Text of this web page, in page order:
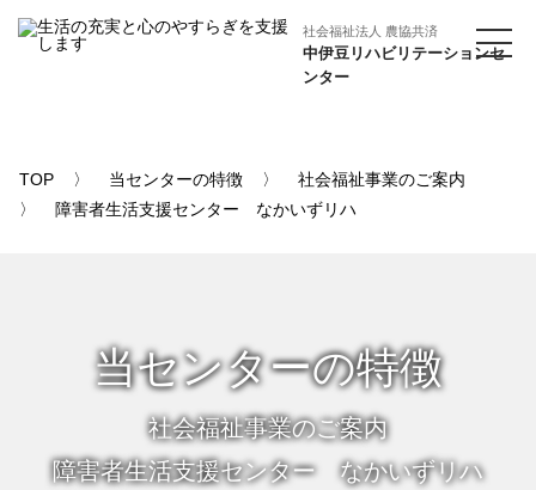
社会福祉法人 農協共済
中伊豆リハビリテーションセ
ンター
TOP 当センターの特徴
社会福祉事業のご案内
障害者生活支援センター なかいずリハ
当センターの特徴
社会福祉事業のご案内
障害者生活支援センター なかいずリハ